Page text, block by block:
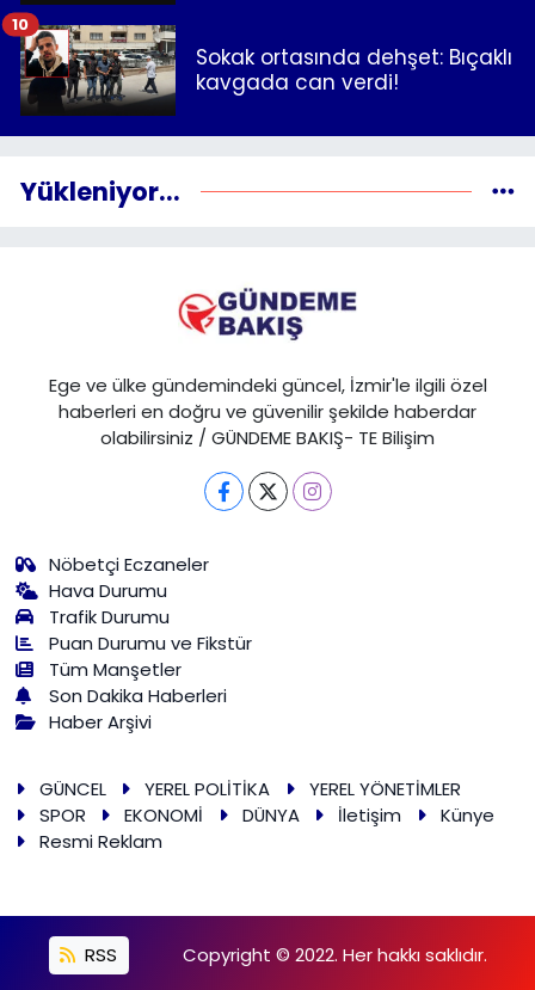
Sokak ortasında dehşet: Bıçaklı
kavgada can verdi!
10
Yükleniyor...
Ege ve ülke gündemindeki güncel, İzmir'le ilgili özel
haberleri en doğru ve güvenilir şekilde haberdar
olabilirsiniz / GÜNDEME BAKIŞ- TE Bilişim
Nöbetçi Eczaneler
Hava Durumu
Trafik Durumu
Puan Durumu ve Fikstür
Tüm Manşetler
Son Dakika Haberleri
Haber Arşivi
GÜNCEL YEREL POLİTİKA
YEREL YÖNETİMLER
SPOR
EKONOMİ DÜNYA İletişim
Künye
Resmi Reklam
RSS Copyright © 2022. Her hakkı saklıdır.